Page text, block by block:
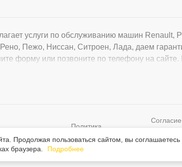
услуги по обслуживанию машин Renault,
Пежо, Ниссан, Ситроен, Лада, даем
форму или позвоните по телефону на сайте.
условиях
сайта ссылка
Политика
персональных
данных
Продолжая пользоваться сайтом, вы
браузера.
Подробнее